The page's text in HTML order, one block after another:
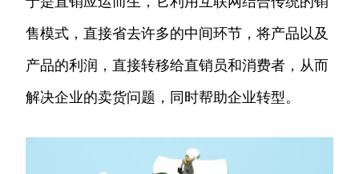
售模式，直接省去许多的中间环节，将产品以及
产品的利润，直接转移给直销员和消费者，从而
解决企业的卖货问题，同时帮助企业转型。